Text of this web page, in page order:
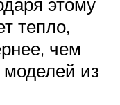
тепло,
чем
из